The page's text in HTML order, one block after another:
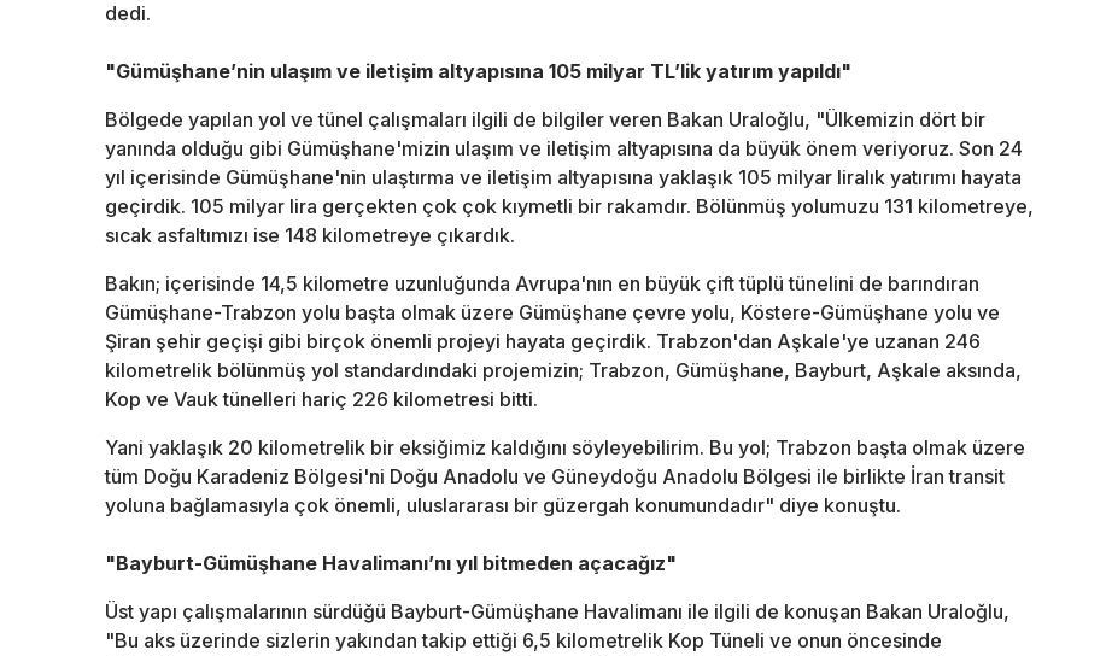
dedi.
"Gümüşhane’nin ulaşım ve iletişim altyapısına 105 milyar TL’lik yatırım yapıldı"
Bölgede yapılan yol ve tünel çalışmaları ilgili de bilgiler veren Bakan Uraloğlu, "Ülkemizin dört bir
yanında olduğu gibi Gümüşhane'mizin ulaşım ve iletişim altyapısına da büyük önem veriyoruz. Son 24
yıl içerisinde Gümüşhane'nin ulaştırma ve iletişim altyapısına yaklaşık 105 milyar liralık yatırımı hayata
geçirdik. 105 milyar lira gerçekten çok çok kıymetli bir rakamdır. Bölünmüş yolumuzu 131 kilometreye,
sıcak asfaltımızı ise 148 kilometreye çıkardık.
Bakın; içerisinde 14,5 kilometre uzunluğunda Avrupa'nın en büyük çift tüplü tünelini de barındıran
Gümüşhane-Trabzon yolu başta olmak üzere Gümüşhane çevre yolu, Köstere-Gümüşhane yolu ve
Şiran şehir geçişi gibi birçok önemli projeyi hayata geçirdik. Trabzon'dan Aşkale'ye uzanan 246
kilometrelik bölünmüş yol standardındaki projemizin; Trabzon, Gümüşhane, Bayburt, Aşkale aksında,
Kop ve Vauk tünelleri hariç 226 kilometresi bitti.
Yani yaklaşık 20 kilometrelik bir eksiğimiz kaldığını söyleyebilirim. Bu yol; Trabzon başta olmak üzere
tüm Doğu Karadeniz Bölgesi'ni Doğu Anadolu ve Güneydoğu Anadolu Bölgesi ile birlikte İran transit
yoluna bağlamasıyla çok önemli, uluslararası bir güzergah konumundadır" diye konuştu.
"Bayburt-Gümüşhane Havalimanı’nı yıl bitmeden açacağız"
Üst yapı çalışmalarının sürdüğü Bayburt-Gümüşhane Havalimanı ile ilgili de konuşan Bakan Uraloğlu,
"Bu aks üzerinde sizlerin yakından takip ettiği 6,5 kilometrelik Kop Tüneli ve onun öncesinde